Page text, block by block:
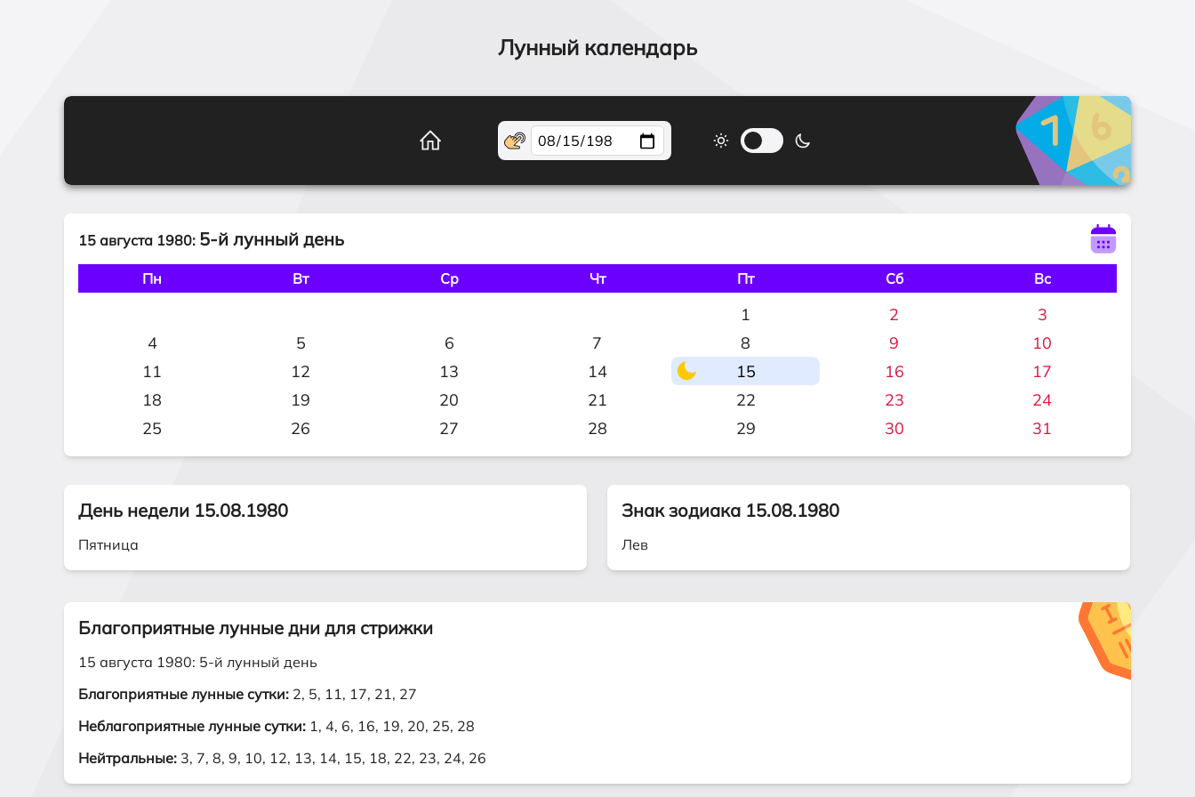
Лунный календарь
15 августа 1980: 5-й лунный день
Пн Вт Ср Чт Пт Сб Вс
1 2
3
4
5 6 7 8 9
10
11
12 13 14 15 16
17
18
19 20 21 22 23
24
25
26 27 28 29 30 31
День недели 15.08.1980
Пятница
Знак зодиака 15.08.1980
Лев
Благоприятные лунные дни для стрижки
15 августа 1980: 5-й лунный день
Благоприятные лунные сутки: 2, 5, 11, 17, 21, 27
Неблагоприятные лунные сутки: 1, 4, 6, 16, 19, 20, 25, 28
Нейтральные: 3, 7, 8, 9, 10, 12, 13, 14, 15, 18, 22, 23, 24, 26